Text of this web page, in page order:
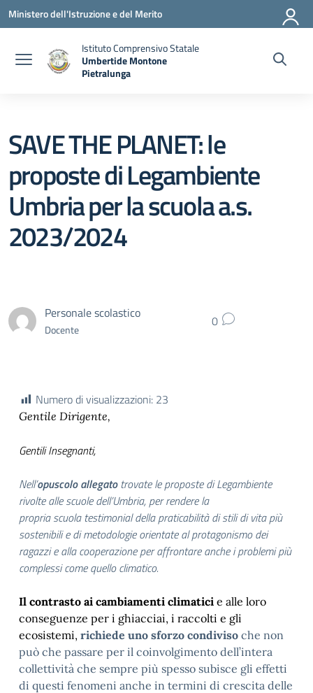
Vai ai contenuti
Vai al menu di navigazione
Vai al footer
Ministero dell'Istruzione e del Merito
Istituto Comprensivo Statale
Umbertide Montone
Pietralunga
SAVE THE PLANET: le
proposte di Legambiente
Umbria per la scuola a.s.
2023/2024
Personale scolastico
Docente 0
Numero di visualizzazioni: 23
Gentile Dirigente,
Gentili Insegnanti,
Nell’opuscolo allegatotrovate le proposte di Legambiente
rivolte alle scuole dell’Umbria, per rendere la
propria scuola testimonial della praticabilità di stili di vita più
sostenibili e di metodologie orientate al protagonismo dei
ragazzi e alla cooperazione per affrontare anche i problemi più
complessi come quello climatico.
Il contrasto ai cambiamenti climatici e alle loro
conseguenze per i ghiacciai, i raccolti e gli
ecosistemi, richiede uno sforzo condiviso che non
può che passare per il coinvolgimento dell’intera
collettività che sempre più spesso subisce gli effetti
di questi fenomeni anche in termini di crescita delle